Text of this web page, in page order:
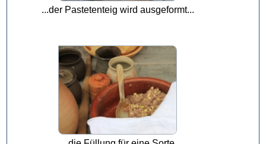
...der Pastetenteig wird ausgeformt...